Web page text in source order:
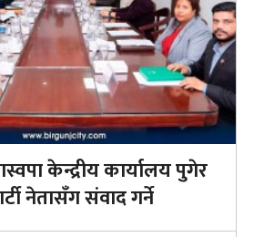
केन्द्रीय कार्यालय पुगेर
नेतासँग संवाद गर्ने